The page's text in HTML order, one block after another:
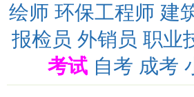
绘师 环保工程师 建
报检员 外销员 职业
考试 自考 成考